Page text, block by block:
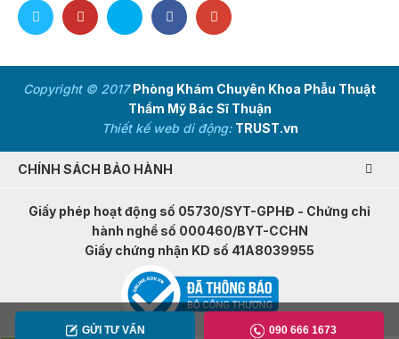
Copyright © 2017Phòng Khám Chuyên Khoa Phẫu Thuật
Thẩm Mỹ Bác Sĩ Thuận
Thiết kế web di động: TRUST.vn
CHÍNH SÁCH BẢO HÀNH
Giấy phép hoạt động số 05730/SYT-GPHĐ - Chứng chỉ
hành nghề số 000460/BYT-CCHN
Giấy chứng nhận KD số 41A8039955
GỬI TƯ VẤN 090 666 1673